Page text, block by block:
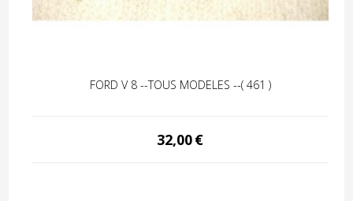
FORD V 8 --TOUS MODELES --( 461 )
32,00€